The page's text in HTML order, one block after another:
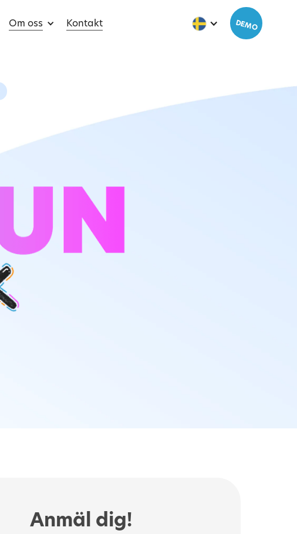
Om oss Kontakt DEMO
Anmäl dig!